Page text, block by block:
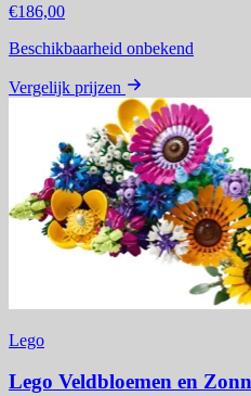
€186,00
Beschikbaarheid onbekend
Vergelijk prijzen
Lego
Lego Veldbloemen en